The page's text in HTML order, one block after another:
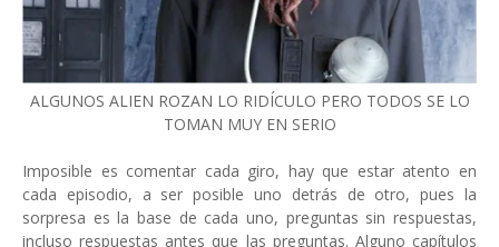
ALGUNOS ALIEN ROZAN LO RIDÍCULO PERO TODOS SE LO
TOMAN MUY EN SERIO
Imposible es comentar cada giro, hay que estar atento en
cada episodio, a ser posible uno detrás de otro, pues la
sorpresa es la base de cada uno, preguntas sin respuestas,
incluso respuestas antes que las preguntas. Alguno capítulos